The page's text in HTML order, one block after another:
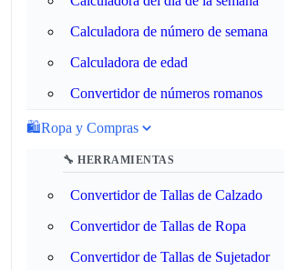
Calculadora de número de semana
Calculadora de edad
Convertidor de números romanos
🛍️Ropa y Compras
🔧 HERRAMIENTAS
Convertidor de Tallas de Calzado
Convertidor de Tallas de Ropa
Convertidor de Tallas de Sujetador